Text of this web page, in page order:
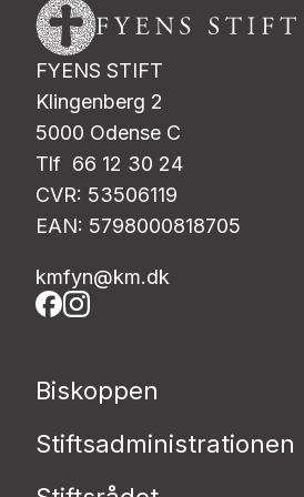
FYENS STIFT
Klingenberg 2
5000 Odense C
Tlf 66 12 30 24
CVR: 53506119
EAN: 5798000818705
kmfyn@km.dk
Biskoppen
Stiftsadministrationen